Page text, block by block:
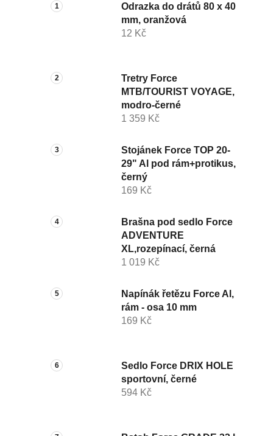
Odrazka do drátů 80 x 40
mm, oranžová
12 Kč
Tretry Force
MTB/TOURIST VOYAGE,
modro-černé
1 359 Kč
Stojánek Force TOP 20-
29" Al pod rám+protikus,
černý
169 Kč
Brašna pod sedlo Force
ADVENTURE
XL,rozepínací, černá
1 019 Kč
Napínák řetězu Force Al,
rám - osa 10 mm
169 Kč
Sedlo Force DRIX HOLE
sportovní, černé
594 Kč